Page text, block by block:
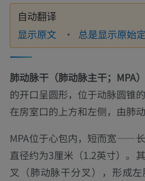
自动翻译
显示原文 总是显示原始
肺动脉干（肺动脉主干；MPA）
的开口呈圆形，位于动脉圆锥
在房室口的上方和左侧，由肺
MPA位于心包内，短而宽——长
直径约为3厘米（1.2英寸）。
叉（肺动脉干分叉），形成